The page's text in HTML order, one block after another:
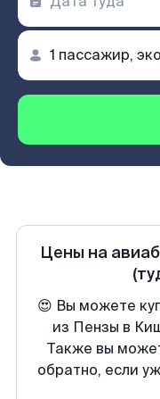
Цены на
😍 Вы можете
из Пензы в
Также вы
обратно, если